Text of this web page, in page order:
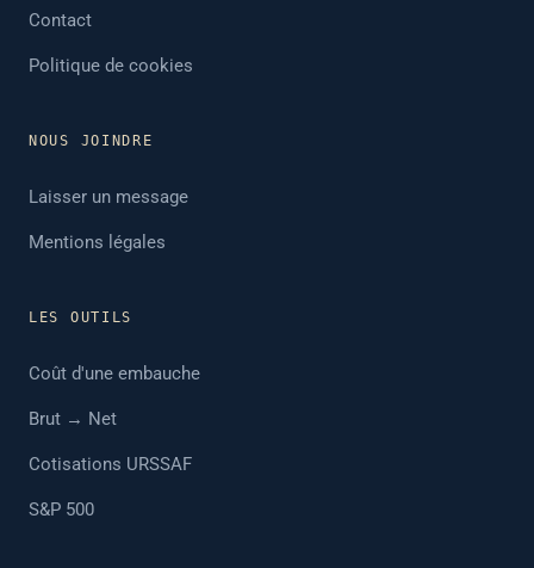
Contact
Politique de cookies
NOUS JOINDRE
Laisser un message
Mentions légales
LES OUTILS
Coût d'une embauche
Brut → Net
Cotisations URSSAF
S&P 500